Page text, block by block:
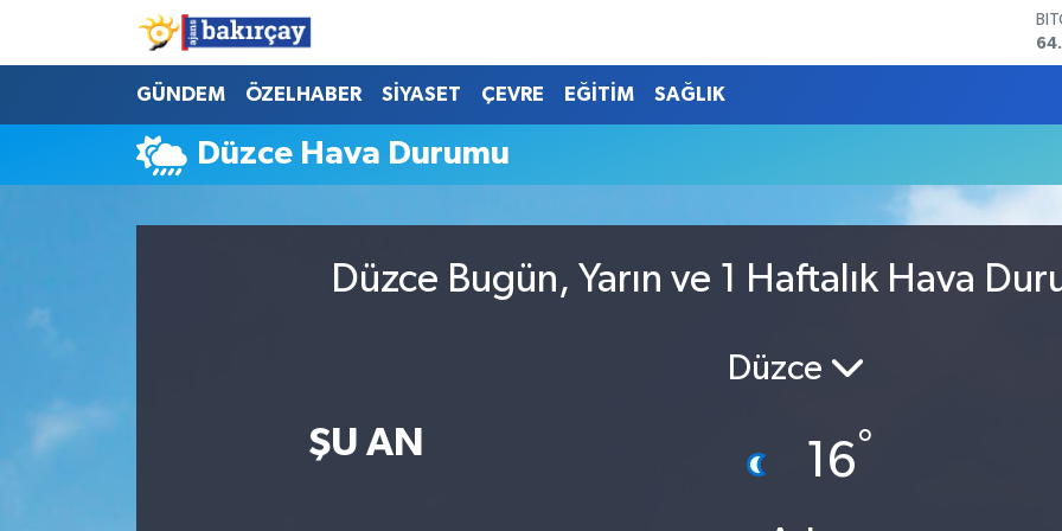
GÜNDEM ÖZELHABER SİYASET ÇEVRE EĞİTİM SAĞLIK
Düzce Hava Durumu
Düzce Bugün, Yarın ve 1 Haftalık Hava
ŞU AN
Düzce
16°
İzmir Nöbetçi Eczaneler
İzmir Hava Durumu
İzmir Trafik Yoğunluk Haritası